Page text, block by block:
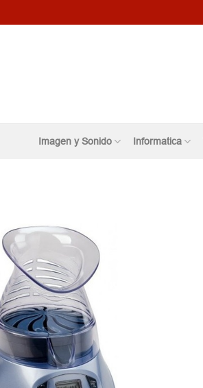
Imagen y Sonido Informatica